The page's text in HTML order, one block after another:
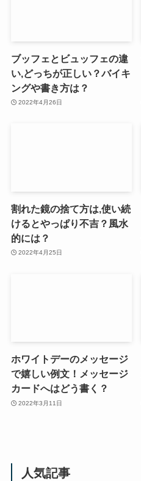
ブッフェとビュッフェの違
い,どっちが正しい？バイキ
ングや書き方は？
2022年4月26日
割れた鏡の捨て方は,使い続
けるとやっぱり不吉？風水
的には？
2022年4月25日
ホワイトデーのメッセージ
で嬉しい例文！メッセージ
カードへはどう書く？
2022年3月11日
人気記事